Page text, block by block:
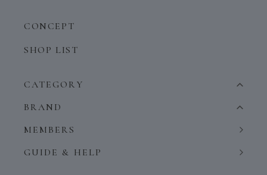
CONCEPT
SHOP LIST
CATEGORY
BRAND
MEMBERS
GUIDE & HELP